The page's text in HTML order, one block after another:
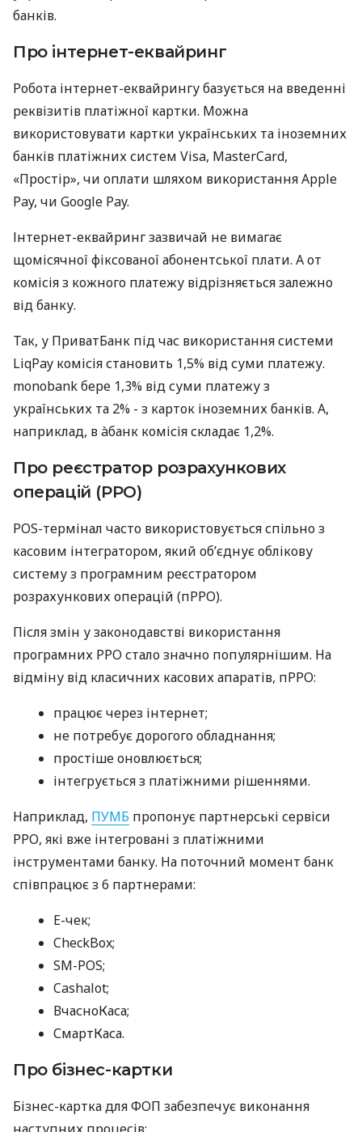
банків.
Про інтернет-еквайринг
Робота інтернет-еквайрингу базується на введенні
реквізитів платіжної картки. Можна
використовувати картки українських та іноземних
банків платіжних систем Visa, MasterCard,
«Простір», чи оплати шляхом використання Apple
Pay, чи Google Pay.
Інтернет-еквайринг зазвичай не вимагає
щомісячної фіксованої абонентської плати. А от
комісія з кожного платежу відрізняється залежно
від банку.
Так, у ПриватБанк під час використання системи
LiqPay комісія становить 1,5% від суми платежу.
monobank бере 1,3% від суми платежу з
українських та 2% - з карток іноземних банків. А,
наприклад, в àбанк комісія складає 1,2%.
Про реєстратор розрахункових
операцій (РРО)
POS-термінал часто використовується спільно з
касовим інтегратором, який об’єднує облікову
систему з програмним реєстратором
розрахункових операцій (пРРО).
Після змін у законодавстві використання
програмних РРО стало значно популярнішим. На
відміну від класичних касових апаратів, пРРО:
працює через інтернет;
не потребує дорогого обладнання;
простіше оновлюється;
інтегрується з платіжними рішеннями.
Наприклад, ПУМБ пропонує партнерські сервіси
РРО, які вже інтегровані з платіжними
інструментами банку. На поточний момент банк
співпрацює з 6 партнерами:
E-чек;
CheckBox;
SM-POS;
Cashalot;
ВчасноКаса;
СмартКаса.
Про бізнес-картки
Бізнес-картка для ФОП забезпечує виконання